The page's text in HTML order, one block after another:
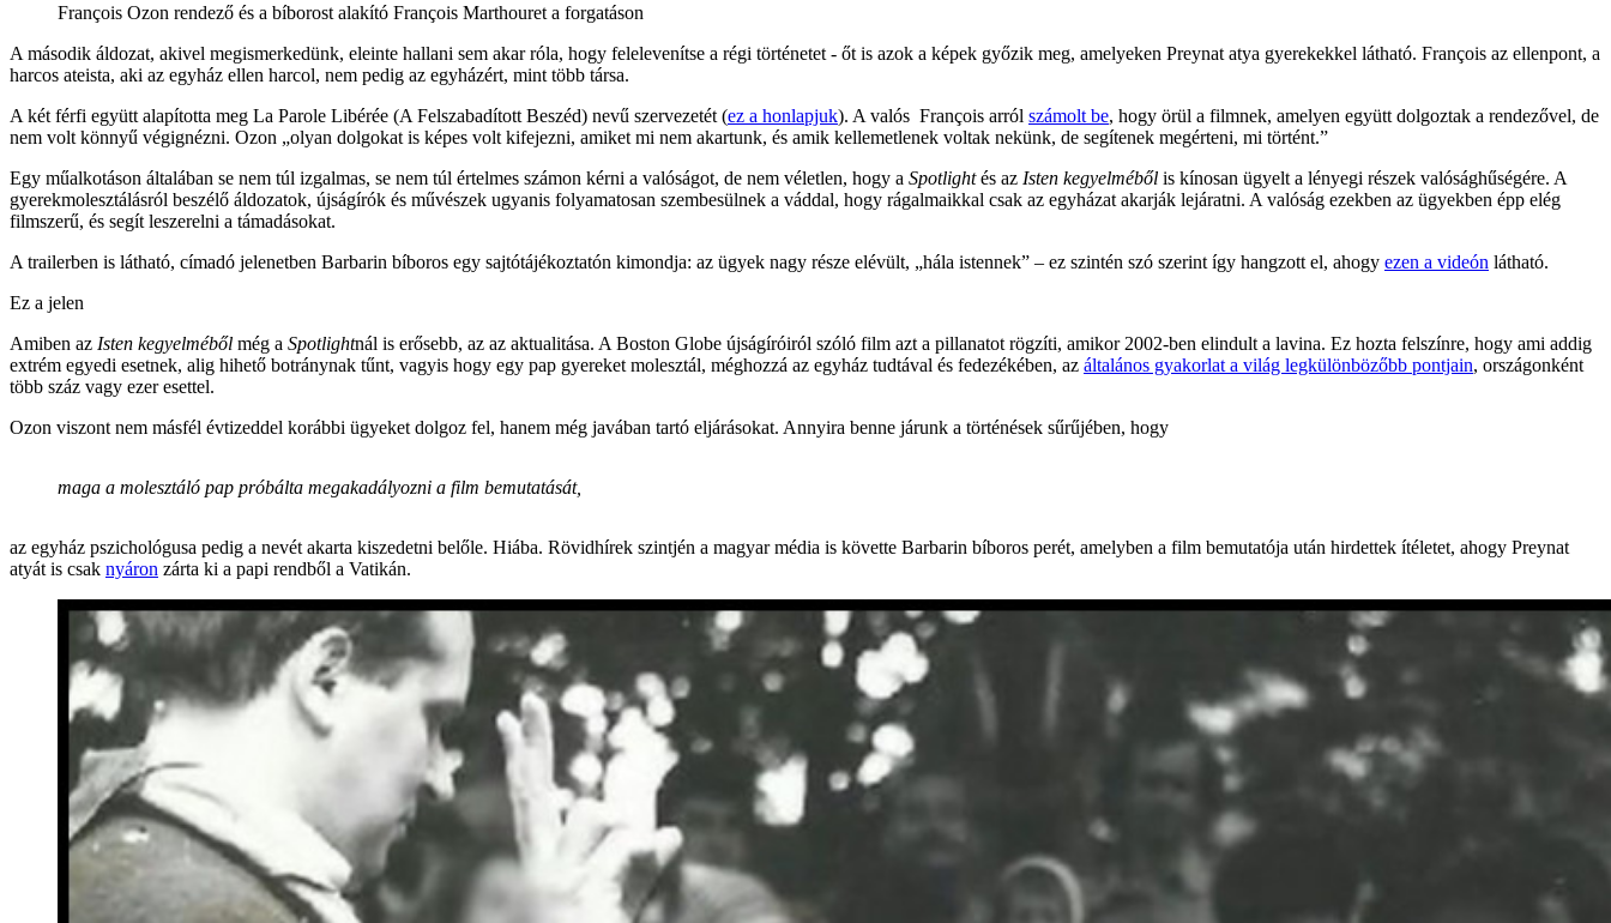
François Ozon rendező és a bíborost alakító François Marthouret a forgatáson
A második áldozat, akivel megismerkedünk, eleinte hallani sem akar róla, hogy felelevenítse a régi történetet - őt is azok a képek győzik meg, amelyeken Preynat atya gyerekekkel látható. François az ellenpont, a
harcos ateista, aki az egyház ellen harcol, nem pedig az egyházért, mint több társa.
A két férfi együtt alapította meg La Parole Libérée (A Felszabadított Beszéd) nevű szervezetét (ez a honlapjuk). A valós François arról számolt be, hogy örül a filmnek, amelyen együtt dolgoztak a rendezővel, de
nem volt könnyű végignézni. Ozon „olyan dolgokat is képes volt kifejezni, amiket mi nem akartunk, és amik kellemetlenek voltak nekünk, de segítenek megérteni, mi történt.”
Egy műalkotáson általában se nem túl izgalmas, se nem túl értelmes számon kérni a valóságot, de nem véletlen, hogy a Spotlightés az Isten kegyelméből is kínosan ügyelt a lényegi részek valósághűségére. A
gyerekmolesztálásról beszélő áldozatok, újságírók és művészek ugyanis folyamatosan szembesülnek a váddal, hogy rágalmaikkal csak az egyházat akarják lejáratni. A valóság ezekben az ügyekben épp elég
filmszerű, és segít leszerelni a támadásokat.
A trailerben is látható, címadó jelenetben Barbarin bíboros egy sajtótájékoztatón kimondja: az ügyek nagy része elévült, „hála istennek” – ez szintén szó szerint így hangzott el, ahogy ezen a videón látható.
Ez a jelen
Amiben az Isten kegyelméből még a Spotlightnál is erősebb, az az aktualitása. A Boston Globe újságíróiról szóló film azt a pillanatot rögzíti, amikor 2002-ben elindult a lavina. Ez hozta felszínre, hogy ami addig
extrém egyedi esetnek, alig hihető botránynak tűnt, vagyis hogy egy pap gyereket molesztál, méghozzá az egyház tudtával és fedezékében, az általános gyakorlat a világ legkülönbözőbb pontjain, országonként
több száz vagy ezer esettel.
Ozon viszont nem másfél évtizeddel korábbi ügyeket dolgoz fel, hanem még javában tartó eljárásokat. Annyira benne járunk a történések sűrűjében, hogy
maga a molesztáló pap próbálta megakadályozni a film bemutatását,
az egyház pszichológusa pedig a nevét akarta kiszedetni belőle. Hiába. Rövidhírek szintjén a magyar média is követte Barbarin bíboros perét, amelyben a film bemutatója után hirdettek ítéletet, ahogy Preynat
atyát is csak nyáron zárta ki a papi rendből a Vatikán.